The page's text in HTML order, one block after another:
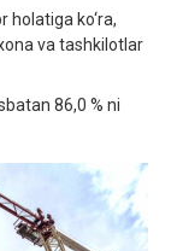
ko‘ra,
va tashkilotlar
86,0 % ni